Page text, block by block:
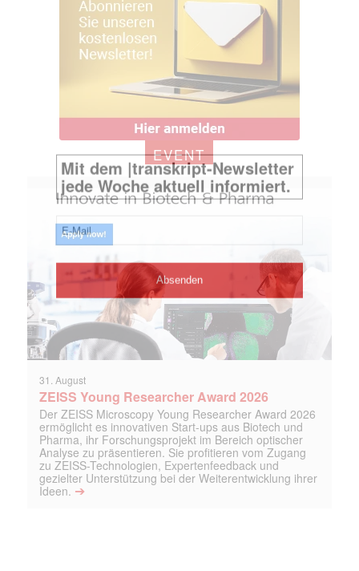
EVENT
31. August
ZEISS Young Researcher Award 2026
Der ZEISS Microscopy Young Researcher Award 2026
ermöglicht es innovativen Start-ups aus Biotech und
Pharma, ihr Forschungsprojekt im Bereich optischer
Analyse zu präsentieren. Sie profitieren vom Zugang
zu ZEISS-Technologien, Expertenfeedback und
gezielter Unterstützung bei der Weiterentwicklung ihrer
Ideen. ➔